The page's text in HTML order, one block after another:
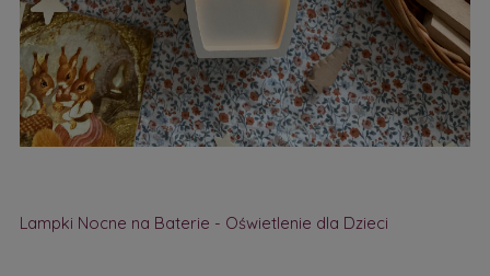
Lampki Nocne na Baterie - Oświetlenie dla Dzieci